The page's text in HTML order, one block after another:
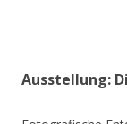
Ausstellung: